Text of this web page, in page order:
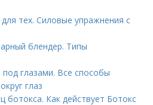
тех. Силовые упражнения с
блендер. Типы
глазами. Все способы
глаз
ботокса. Как действует Ботокс